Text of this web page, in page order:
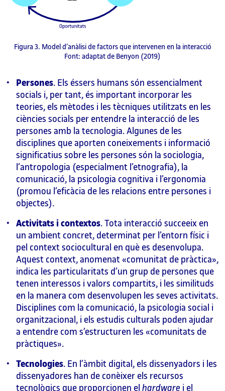
Figura 3. Model d’anàlisi de factors que intervenen en la interacció
Font: adaptat de Benyon (2019)
Persones. Els éssers humans són essencialment
socials i, per tant, és important incorporar les
teories, els mètodes i les tècniques utilitzats en les
ciències socials per entendre la interacció de les
persones amb la tecnologia. Algunes de les
disciplines que aporten coneixements i informació
significatius sobre les persones són la sociologia,
l’antropologia (especialment l’etnografia), la
comunicació, la psicologia cognitiva i l’ergonomia
(promou l’eficàcia de les relacions entre persones i
objectes).
Activitats i contextos. Tota interacció succeeix en
un ambient concret, determinat per l’entorn físic i
pel context sociocultural en què es desenvolupa.
Aquest context, anomenat «comunitat de pràctica»,
indica les particularitats d’un grup de persones que
tenen interessos i valors compartits, i les similituds
en la manera com desenvolupen les seves activitats.
Disciplines com la comunicació, la psicologia social i
organitzacional, i els estudis culturals poden ajudar
a entendre com s’estructuren les «comunitats de
pràctiques».
Tecnologies. En l’àmbit digital, els dissenyadors i les
dissenyadores han de conèixer els recursos
tecnològics que proporcionen el hardware i el